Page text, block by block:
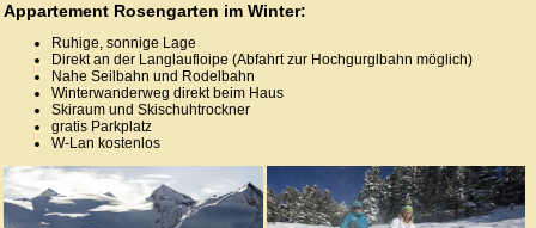
Appartement Rosengarten im Winter:
Ruhige, sonnige Lage
Direkt an der Langlaufloipe (Abfahrt zur Hochgurglbahn möglich)
Nahe Seilbahn und Rodelbahn
Winterwanderweg direkt beim Haus
Skiraum und Skischuhtrockner
gratis Parkplatz
W-Lan kostenlos